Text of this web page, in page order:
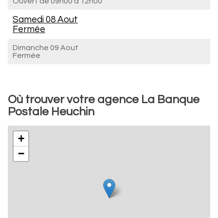
Samedi 08 Aout
Fermée
Dimanche 09 Aout
Fermée
Où trouver votre agence La Banque
Postale Heuchin
+
−